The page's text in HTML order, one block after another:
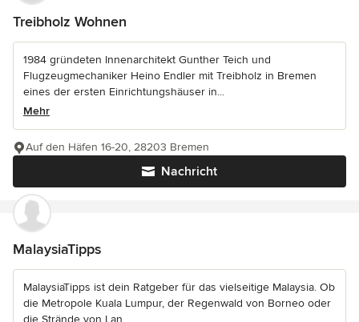
Treibholz Wohnen
1984 gründeten Innenarchitekt Gunther Teich und
Flugzeugmechaniker Heino Endler mit Treibholz in Bremen
eines der ersten Einrichtungshäuser in...
Mehr
Nachricht
Auf den Häfen 16-20, 28203 Bremen
MalaysiaTipps
MalaysiaTipps ist dein Ratgeber für das vielseitige Malaysia. Ob
die Metropole Kuala Lumpur, der Regenwald von Borneo oder